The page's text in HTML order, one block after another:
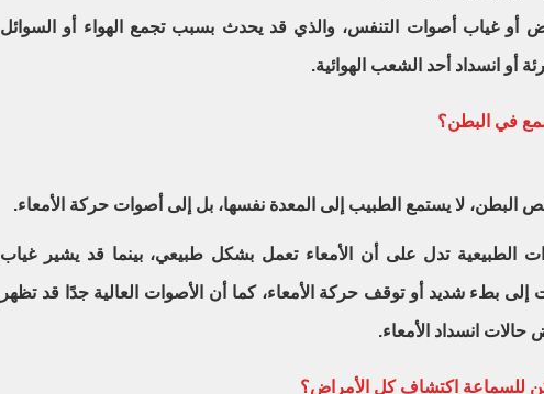
أو غياب أصوات التنفس، والذي قد يحدث بسبب تجمع الهواء أو السوائل
أو انسداد أحد الشعب الهوائية.
في البطن؟
البطن، لا يستمع الطبيب إلى المعدة نفسها، بل إلى أصوات حركة الأمعاء.
الطبيعية تدل على أن الأمعاء تعمل بشكل طبيعي، بينما قد يشير غياب
إلى بطء شديد أو توقف حركة الأمعاء، كما أن الأصوات العالية جدًا قد تظهر
انسداد الأمعاء.
للسماعة اكتشاف كل الأمراض؟